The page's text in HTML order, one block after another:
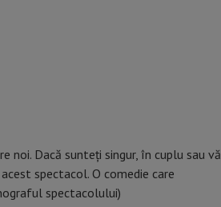
noi. Dacă sunteți singur, în cuplu sau vă
spectacol. O comedie care
spectacolului)